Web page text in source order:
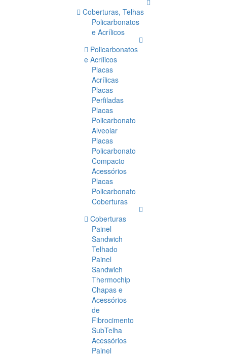
Coberturas, Telhas
Policarbonatos
e Acrílicos
Policarbonatos
e Acrílicos
Placas
Acrílicas
Placas
Perfiladas
Placas
Policarbonato
Alveolar
Placas
Policarbonato
Compacto
Acessórios
Placas
Policarbonato
Coberturas
Coberturas
Painel
Sandwich
Telhado
Painel
Sandwich
Thermochip
Chapas e
Acessórios
de
Fibrocimento
SubTelha
Acessórios
Painel